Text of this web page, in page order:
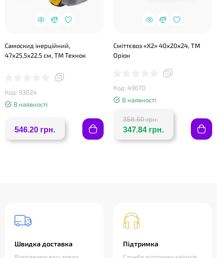
Самоскид інерційний,
47х25,5х22,5 см, ТМ Технок
Код: 93024
В наявності
546.20 грн.
Сміттєвоз «Х2» 40х20х24, ТМ
Оріон
Код: 49670
В наявності
358.60 грн.
347.84 грн.
Швидка доставка
Відправимо ваш товар
Підтримка
Служба підтримки клієнтів